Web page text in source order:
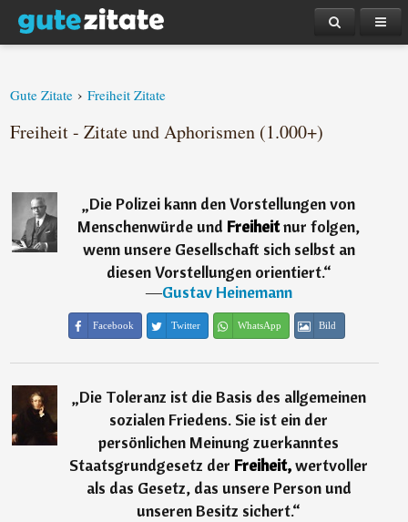
Gute Zitate › Freiheit Zitate
Freiheit - Zitate und Aphorismen (1.000+)
„Die Polizei kann den Vorstellungen von
Menschenwürde und Freiheitnur folgen,
wenn unsere Gesellschaft sich selbst an
diesen Vorstellungen orientiert.“
―Gustav Heinemann
Facebook Twitter WhatsApp Bild
„Die Toleranz ist die Basis des allgemeinen
sozialen Friedens. Sie ist ein der
persönlichen Meinung zuerkanntes
Staatsgrundgesetz der Freiheit,wertvoller
als das Gesetz, das unsere Person und
unseren Besitz sichert.“